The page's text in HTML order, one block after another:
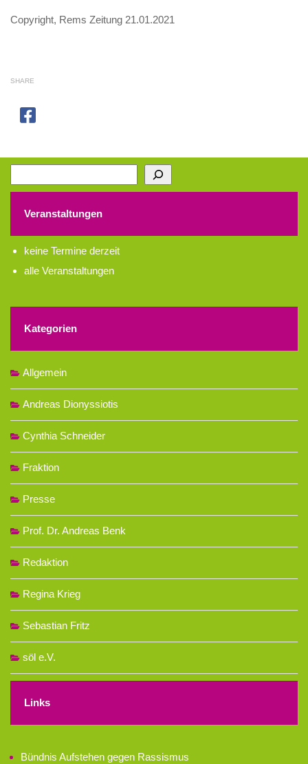
Copyright, Rems Zeitung 21.01.2021
SHARE
Veranstaltungen
keine Termine derzeit
alle Veranstaltungen
Kategorien
Allgemein
Andreas Dionyssiotis
Cynthia Schneider
Fraktion
Presse
Prof. Dr. Andreas Benk
Redaktion
Regina Krieg
Sebastian Fritz
söl e.V.
Links
Bündnis Aufstehen gegen Rassismus